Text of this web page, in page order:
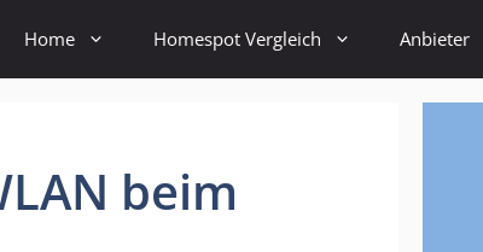
Home Homespot Vergleich Anbieter
beim